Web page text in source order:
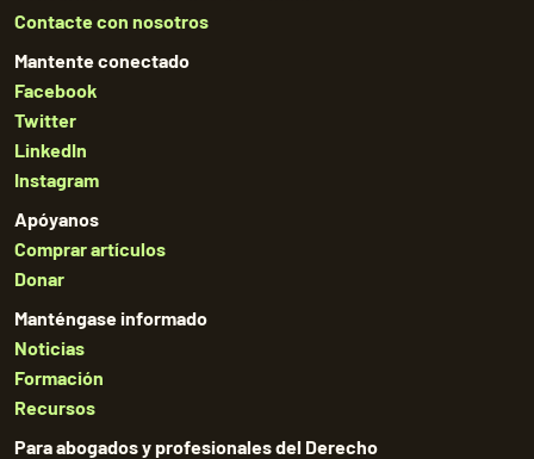
Contacte con nosotros
Mantente conectado
Facebook
Twitter
LinkedIn
Instagram
Apóyanos
Comprar artículos
Donar
Manténgase informado
Noticias
Formación
Recursos
Para abogados y profesionales del Derecho